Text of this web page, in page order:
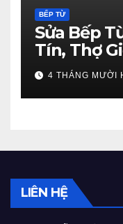
BẾP TỪ
Sửa Bếp
Tín, Thợ
4 THÁNG MƯỜI
LIÊN HỆ